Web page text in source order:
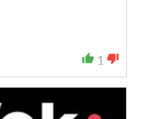
thumb_up 1 thumb_down